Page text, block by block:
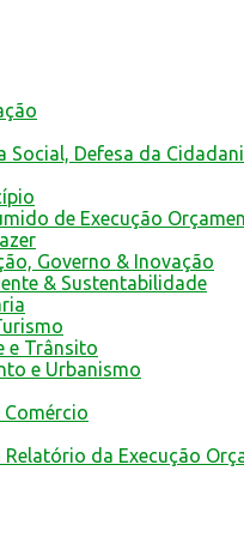
Social, Defesa da
de Execução
Governo & Inovação
& Sustentabilidade
e Trânsito
e Urbanismo
da Execução